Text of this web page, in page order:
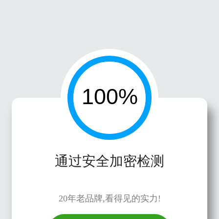
通过安全加密检测
20年老品牌,看得见的实力!